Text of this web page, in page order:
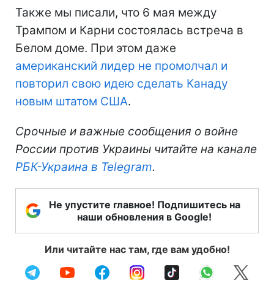
Также мы писали, что 6 мая между
Трампом и Карни состоялась встреча в
Белом доме. При этом даже
американский лидер не промолчал и
повторил свою идею сделать Канаду
новым штатом США.
Срочные и важные сообщения о войне
России против Украины читайте на канале
РБК-Украина в Telegram.
Не упустите главное! Подпишитесь на
наши обновления в Google!
Или читайте нас там, где вам удобно!